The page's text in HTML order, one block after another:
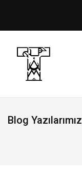
Blog Yazılarımız